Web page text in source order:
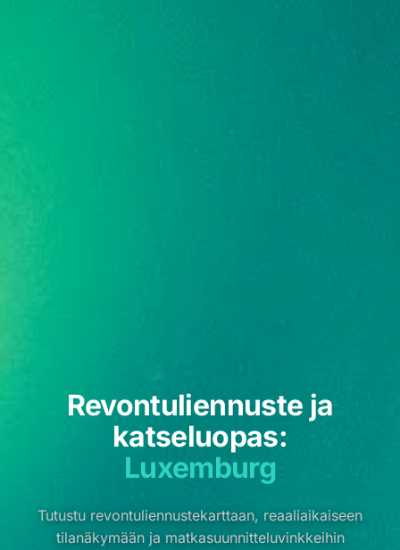
Revontuliennuste ja
katseluopas:
Luxemburg
Tutustu revontuliennustekarttaan, reaaliaikaiseen
tilanäkymään ja matkasuunnitteluvinkkeihin